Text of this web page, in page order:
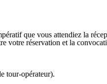
que vous attendiez la
votre réservation et la
tour-opérateur).